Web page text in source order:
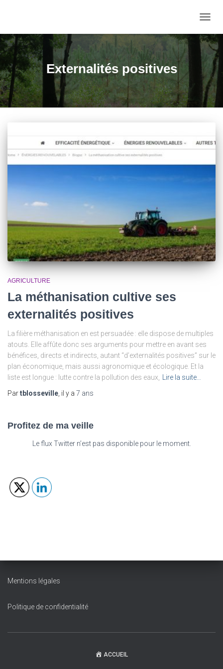
LA
Externalités positives
AGRICULTURE
La méthanisation cultive ses
externalités positives
La filière méthanisation en est persuadée : elle dispose de multiples
atouts. Elle affûte donc ses arguments pour mettre en avant ses
bénéfices, directs et indirects, autant “d’externalités positives” sur le
plan économique, mais aussi agronomique et écologique. Et la
liste est longue : lutte contre la pollution des eaux,
Lire la suite…
Partblosseville , il y a 7 ans
Profitez de ma veille
Le flux Twitter n’est pas disponible pour le moment.
Mentions légales
Politique de confidentialité
ACCUEIL